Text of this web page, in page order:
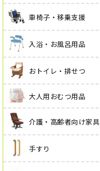
車椅子・移乗支援
入浴・お風呂用品
おトイレ・排せつ
大人用おむつ用品
介護・高齢者向け家具
手すり